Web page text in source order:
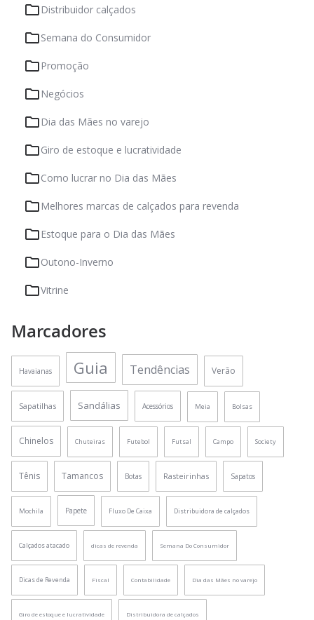
Distribuidor calçados
Semana do Consumidor
Promoção
Negócios
Dia das Mães no varejo
Giro de estoque e lucratividade
Como lucrar no Dia das Mães
Melhores marcas de calçados para revenda
Estoque para o Dia das Mães
Outono-Inverno
Vitrine
Marcadores
Havaianas Guia Tendências Verão
Sapatilhas Sandálias Acessórios Meia Bolsas
Chinelos Chuteiras Futebol Futsal Campo Society
Tênis Tamancos Botas Rasteirinhas Sapatos
Mochila Papete Fluxo De Caixa Distribuidora de calçados
Calçados atacado dicas de revenda Semana Do Consumidor
Dicas de Revenda Fiscal Contabilidade Dia das Mães no varejo
Giro de estoque e lucratividade Distribuidora de calçados